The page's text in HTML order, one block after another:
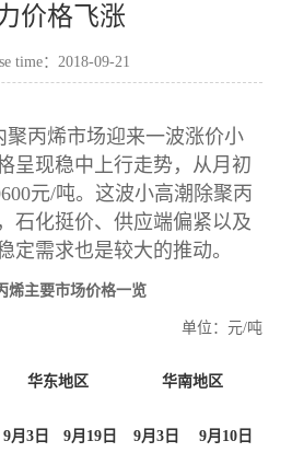
价格飞涨
time：2018-09-21
聚丙烯市场迎来一波涨价小
呈现稳中上行走势，从月初
元/吨。这波小高潮除聚丙
石化挺价、供应端偏紧以及
定需求也是较大的推动。
烯主要市场价格一览
单位：元/吨
华东地区 华南地区
9月3日 9月19日 9月3日 9月10日